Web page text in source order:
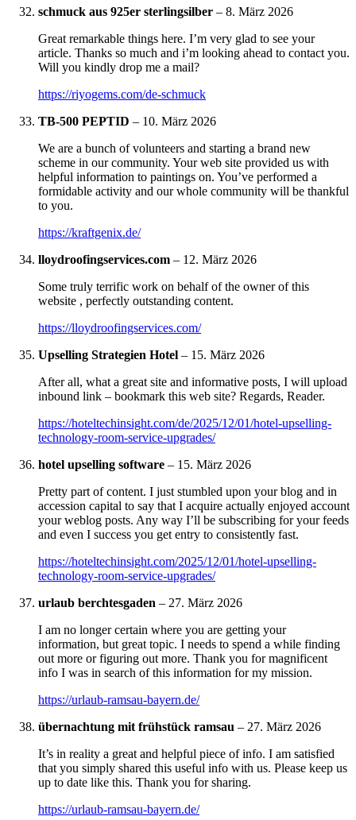
schmuck aus 925er sterlingsilber – 8. März 2026
Great remarkable things here. I’m very glad to see your
article. Thanks so much and i’m looking ahead to contact you.
Will you kindly drop me a mail?
https://riyogems.com/de-schmuck
TB-500 PEPTID – 10. März 2026
We are a bunch of volunteers and starting a brand new
scheme in our community. Your web site provided us with
helpful information to paintings on. You’ve performed a
formidable activity and our whole community will be thankful
to you.
https://kraftgenix.de/
lloydroofingservices.com – 12. März 2026
Some truly terrific work on behalf of the owner of this
website , perfectly outstanding content.
https://lloydroofingservices.com/
Upselling Strategien Hotel – 15. März 2026
After all, what a great site and informative posts, I will upload
inbound link – bookmark this web site? Regards, Reader.
https://hoteltechinsight.com/de/2025/12/01/hotel-upselling-
technology-room-service-upgrades/
hotel upselling software – 15. März 2026
Pretty part of content. I just stumbled upon your blog and in
accession capital to say that I acquire actually enjoyed account
your weblog posts. Any way I’ll be subscribing for your feeds
and even I success you get entry to consistently fast.
https://hoteltechinsight.com/2025/12/01/hotel-upselling-
technology-room-service-upgrades/
urlaub berchtesgaden – 27. März 2026
I am no longer certain where you are getting your
information, but great topic. I needs to spend a while finding
out more or figuring out more. Thank you for magnificent
info I was in search of this information for my mission.
https://urlaub-ramsau-bayern.de/
übernachtung mit frühstück ramsau – 27. März 2026
It’s in reality a great and helpful piece of info. I am satisfied
that you simply shared this useful info with us. Please keep us
up to date like this. Thank you for sharing.
https://urlaub-ramsau-bayern.de/